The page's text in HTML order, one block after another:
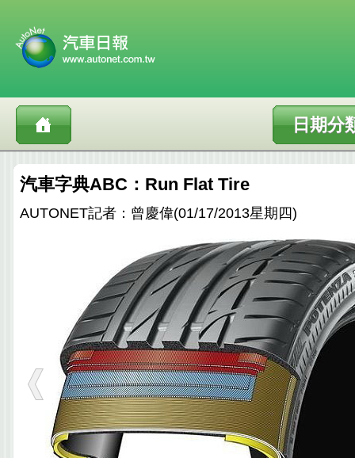
日期分
汽車字典ABC：Run Flat Tire
AUTONET記者：曾慶偉(01/17/2013星期四)